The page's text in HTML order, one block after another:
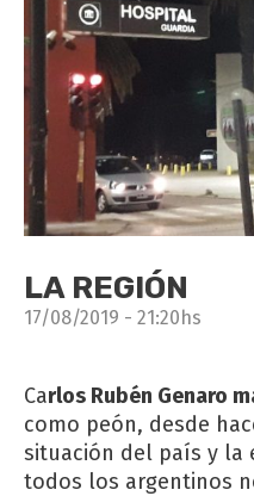
LA REGIÓN
17/08/2019 - 21:20hs
Carlos Rubén Genaro
como peón, desde
situación del país y la
todos los argentinos